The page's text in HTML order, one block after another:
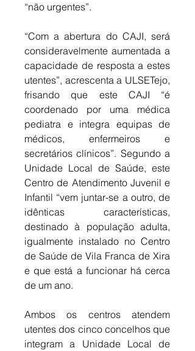
“não urgentes”.
“Com a abertura do CAJI, será
consideravelmente aumentada a
capacidade de resposta a estes
utentes”, acrescenta a ULSETejo,
frisando que este CAJI “é
coordenado por uma médica
pediatra e integra equipas de
médicos, enfermeiros e
secretários clínicos”. Segundo a
Unidade Local de Saúde, este
Centro de Atendimento Juvenil e
Infantil “vem juntar-se a outro, de
idênticas características,
destinado à população adulta,
igualmente instalado no Centro
de Saúde de Vila Franca de Xira
e que está a funcionar há cerca
de um ano.
Ambos os centros atendem
utentes dos cinco concelhos que
integram a Unidade Local de